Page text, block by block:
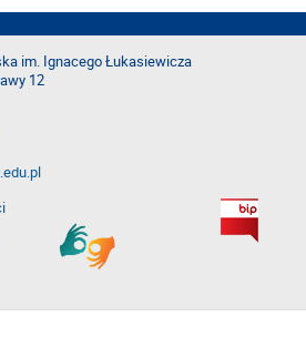
im. Ignacego Łukasiewicza
12